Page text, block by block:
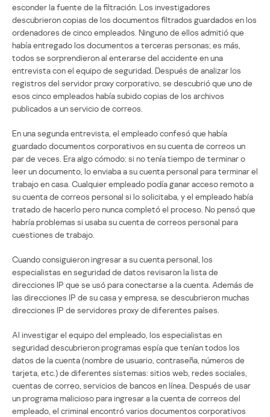
esconder la fuente de la filtración. Los investigadores
descubrieron copias de los documentos filtrados guardados en los
ordenadores de cinco empleados. Ninguno de ellos admitió que
había entregado los documentos a terceras personas; es más,
todos se sorprendieron al enterarse del accidente en una
entrevista con el equipo de seguridad. Después de analizar los
registros del servidor proxy corporativo, se descubrió que uno de
esos cinco empleados había subido copias de los archivos
publicados a un servicio de correos.
En una segunda entrevista, el empleado confesó que había
guardado documentos corporativos en su cuenta de correos un
par de veces. Era algo cómodo: si no tenía tiempo de terminar o
leer un documento, lo enviaba a su cuenta personal para terminar el
trabajo en casa. Cualquier empleado podía ganar acceso remoto a
su cuenta de correos personal si lo solicitaba, y el empleado había
tratado de hacerlo pero nunca completó el proceso. No pensó que
habría problemas si usaba su cuenta de correos personal para
cuestiones de trabajo.
Cuando consiguieron ingresar a su cuenta personal, los
especialistas en seguridad de datos revisaron la lista de
direcciones IP que se usó para conectarse a la cuenta. Además de
las direcciones IP de su casa y empresa, se descubrieron muchas
direcciones IP de servidores proxy de diferentes países.
Al investigar el equipo del empleado, los especialistas en
seguridad descubrieron programas espía que tenían todos los
datos de la cuenta (nombre de usuario, contraseña, números de
tarjeta, etc.) de diferentes sistemas: sitios web, redes sociales,
cuentas de correo, servicios de bancos en línea. Después de usar
un programa malicioso para ingresar a la cuenta de correos del
empleado, el criminal encontró varios documentos corporativos